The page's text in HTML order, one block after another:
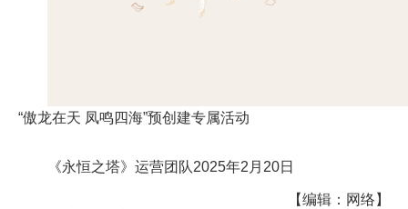
“傲龙在天 凤鸣四海”预创建专属活动
《永恒之塔》运营团队2025年2月20日
【编辑：网络】